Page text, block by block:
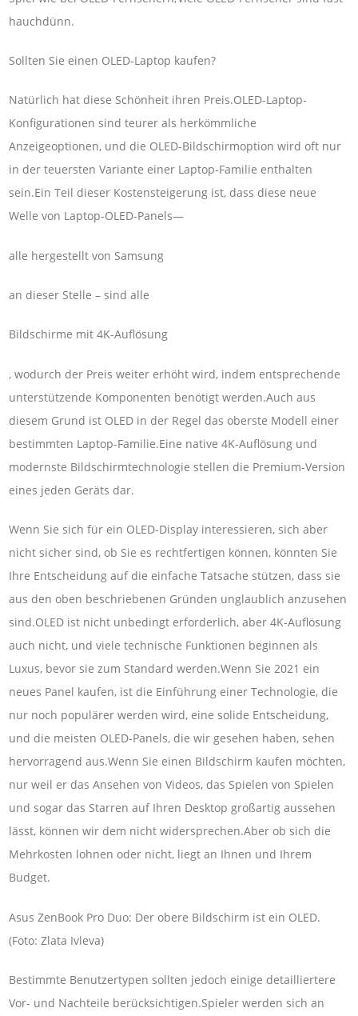
hauchdünn.
Sollten Sie einen OLED-Laptop kaufen?
Natürlich hat diese Schönheit ihren Preis.OLED-Laptop-
Konfigurationen sind teurer als herkömmliche
Anzeigeoptionen, und die OLED-Bildschirmoption wird oft nur
in der teuersten Variante einer Laptop-Familie enthalten
sein.Ein Teil dieser Kostensteigerung ist, dass diese neue
Welle von Laptop-OLED-Panels—
alle hergestellt von Samsung
an dieser Stelle – sind alle
Bildschirme mit 4K-Auflösung
, wodurch der Preis weiter erhöht wird, indem entsprechende
unterstützende Komponenten benötigt werden.Auch aus
diesem Grund ist OLED in der Regel das oberste Modell einer
bestimmten Laptop-Familie.Eine native 4K-Auflösung und
modernste Bildschirmtechnologie stellen die Premium-Version
eines jeden Geräts dar.
Wenn Sie sich für ein OLED-Display interessieren, sich aber
nicht sicher sind, ob Sie es rechtfertigen können, könnten Sie
Ihre Entscheidung auf die einfache Tatsache stützen, dass sie
aus den oben beschriebenen Gründen unglaublich anzusehen
sind.OLED ist nicht unbedingt erforderlich, aber 4K-Auflösung
auch nicht, und viele technische Funktionen beginnen als
Luxus, bevor sie zum Standard werden.Wenn Sie 2021 ein
neues Panel kaufen, ist die Einführung einer Technologie, die
nur noch populärer werden wird, eine solide Entscheidung,
und die meisten OLED-Panels, die wir gesehen haben, sehen
hervorragend aus.Wenn Sie einen Bildschirm kaufen möchten,
nur weil er das Ansehen von Videos, das Spielen von Spielen
und sogar das Starren auf Ihren Desktop großartig aussehen
lässt, können wir dem nicht widersprechen.Aber ob sich die
Mehrkosten lohnen oder nicht, liegt an Ihnen und Ihrem
Budget.
Asus ZenBook Pro Duo: Der obere Bildschirm ist ein OLED.
(Foto: Zlata Ivleva)
Bestimmte Benutzertypen sollten jedoch einige detailliertere
Vor- und Nachteile berücksichtigen.Spieler werden sich an